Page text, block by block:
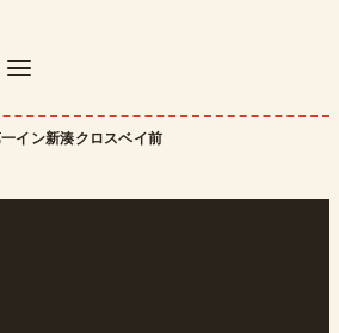
イン新湊クロスベイ前